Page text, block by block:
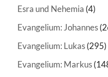
Esra und Nehemia (4)
Evangelium: Johannes
Evangelium: Lukas(295)
Evangelium: Markus